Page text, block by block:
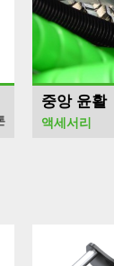
중앙 윤활
액세서리